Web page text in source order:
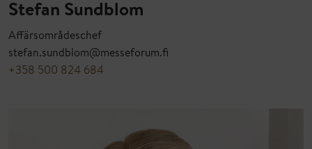
Stefan Sundblom
Affärsområdeschef
stefan.sundblom@messeforum.fi
+358 500 824 684